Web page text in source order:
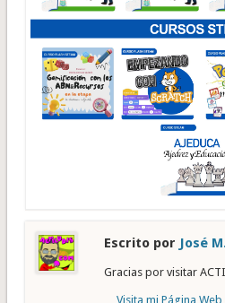
Escrito por José
Gracias por visitar
Visita mi Página Web